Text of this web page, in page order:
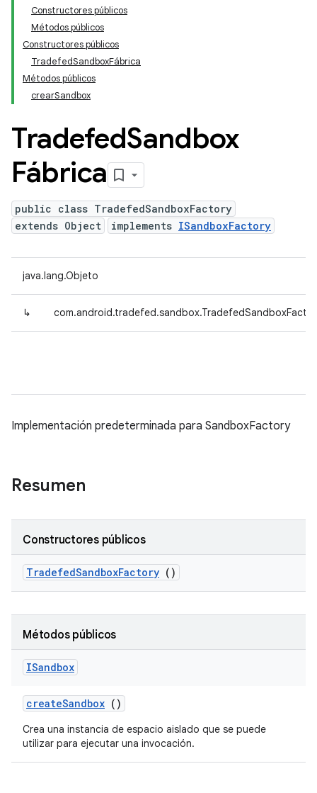
Constructores públicos
Métodos públicos
Constructores públicos
TradefedSandboxFábrica
Métodos públicos
crearSandbox
TradefedSandbox
Fábrica
public class TradefedSandboxFactory
extends Object
implements ISandboxFactory
java.lang.Objeto
↳
Implementación predeterminada para SandboxFactory
Resumen
Constructores públicos
TradefedSandboxFactory ()
Métodos públicos
ISandbox
createSandbox ()
Crea una instancia de espacio aislado que se puede
utilizar para ejecutar una invocación.